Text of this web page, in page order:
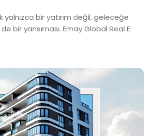
yalnızca bir yatırım değil, geleceğe
bir yansıması. Emay Global Real E